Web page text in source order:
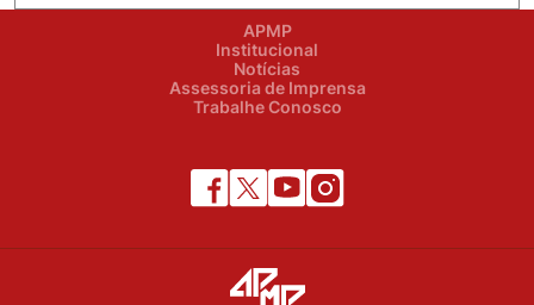
APMP
Institucional
Notícias
Assessoria de Imprensa
Trabalhe Conosco